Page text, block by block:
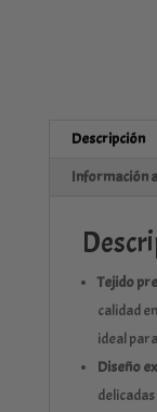
Descripción
Información
Tejido
calidad
ideal
Diseño